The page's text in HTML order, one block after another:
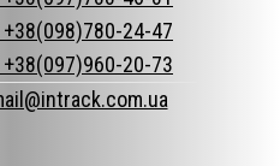
+38(098)780-24-47
+38(097)960-20-73